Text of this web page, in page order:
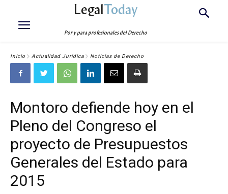
LegalToday
Por y para profesionales del Derecho
Inicio Actualidad Jurídica Noticias de Derecho
Montoro defiende hoy en el
Pleno del Congreso el
proyecto de Presupuestos
Generales del Estado para
2015